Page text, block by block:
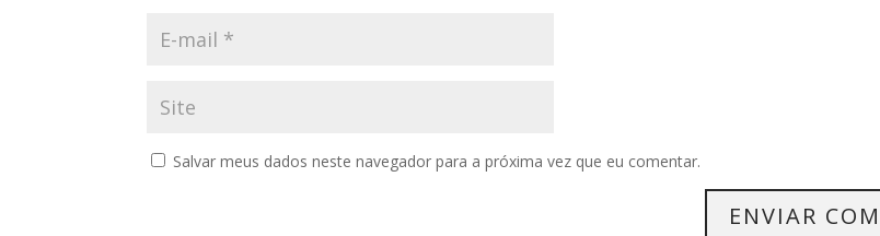
Salvar meus dados neste navegador para a próxima vez que eu comentar.